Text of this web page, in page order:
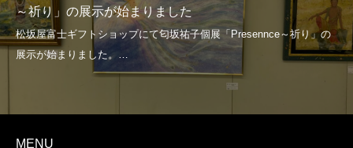
～祈り」の展示が始まりました
MENU